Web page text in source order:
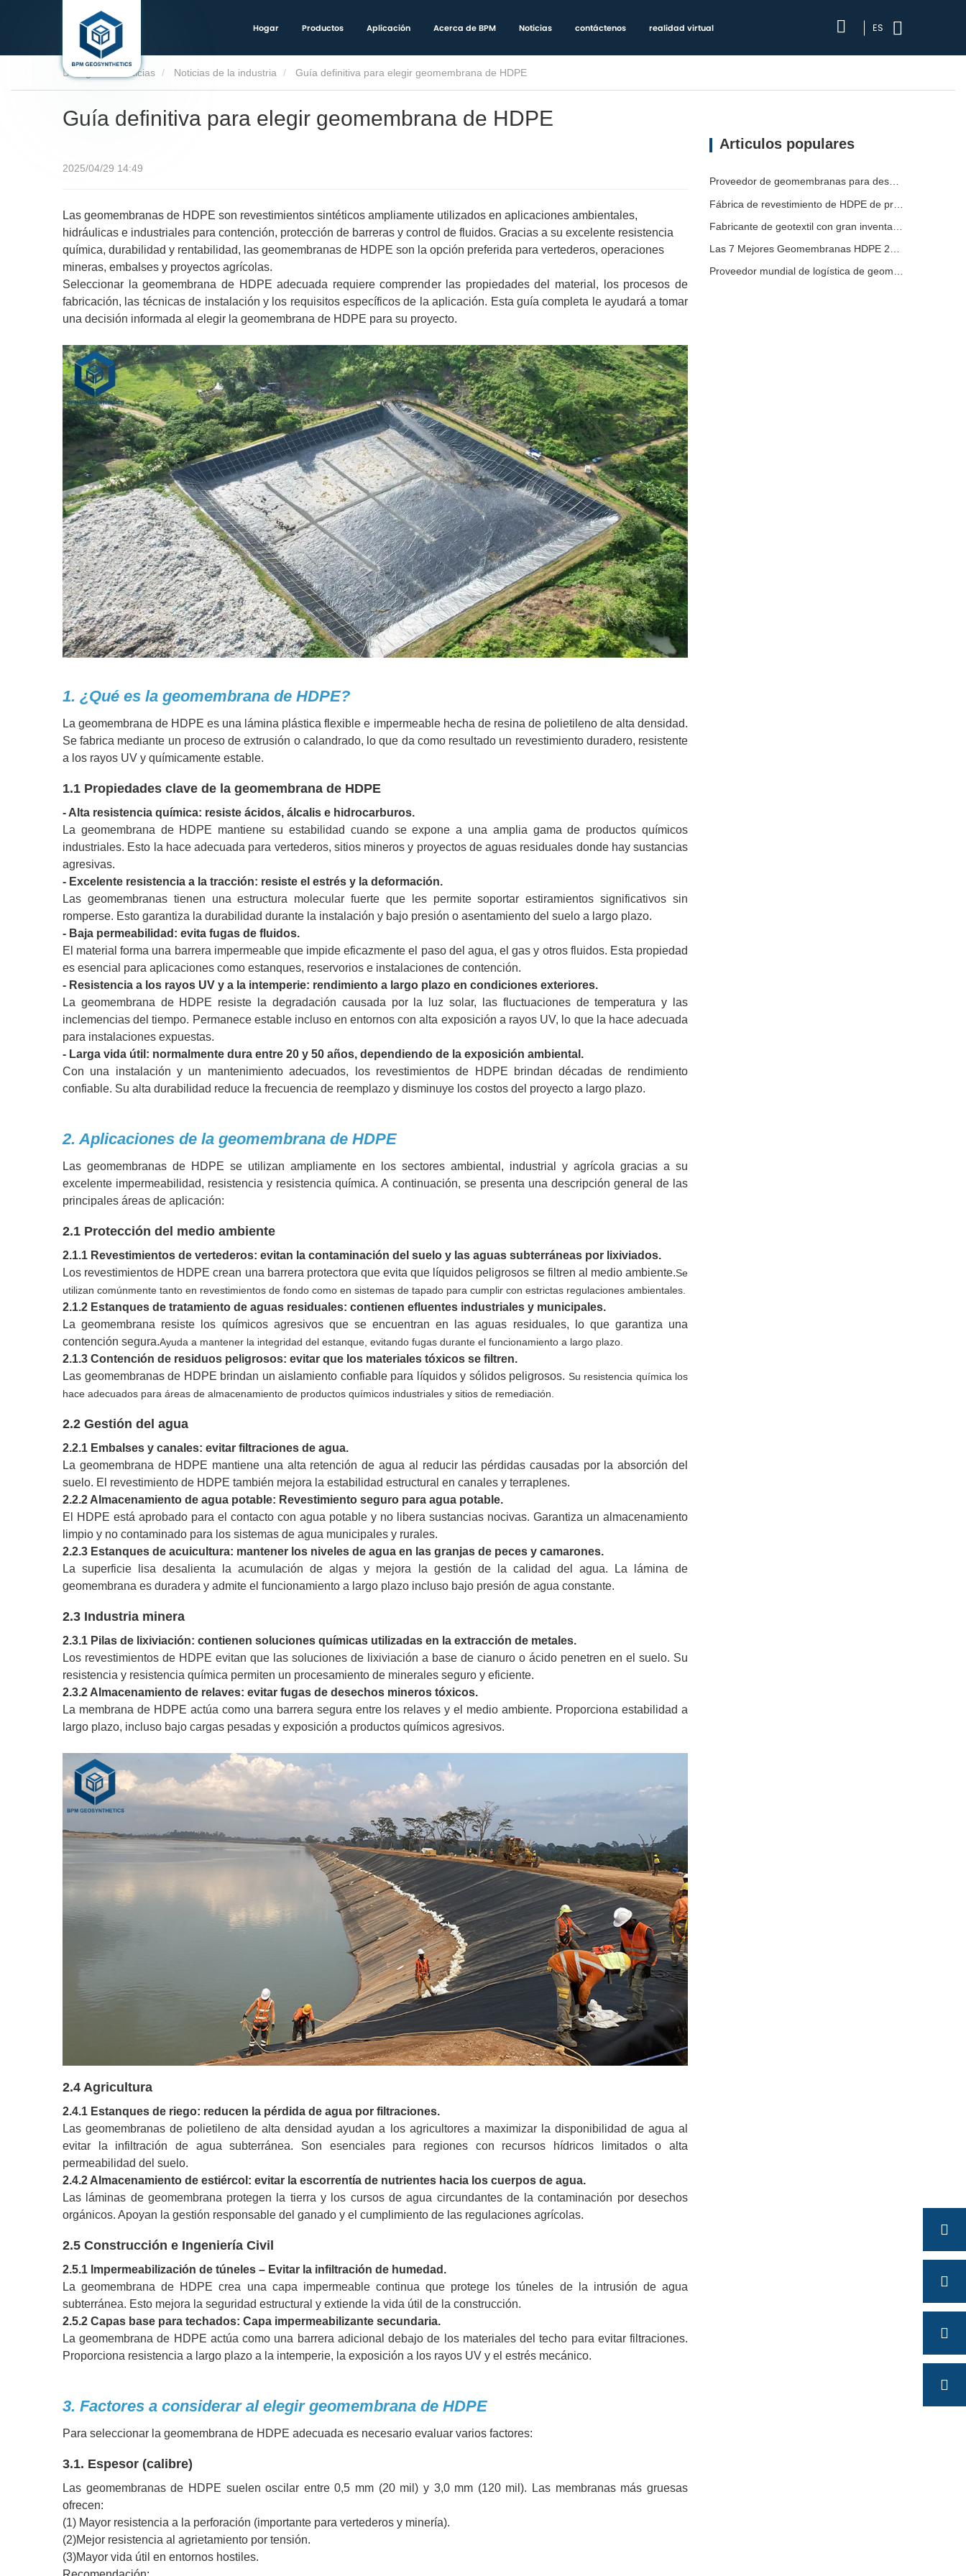
Hogar Productos Aplicación Acerca de BPM Noticias contáctenos realidad virtual ES
Noticias Noticias de la industria Guía definitiva para elegir geomembrana de HDPE
Guía definitiva para elegir geomembrana de HDPE
2025/04/29 14:49
Las geomembranas de HDPE son revestimientos sintéticos ampliamente utilizados en aplicaciones ambientales,
hidráulicas e industriales para contención, protección de barreras y control de fluidos. Gracias a su excelente resistencia
química, durabilidad y rentabilidad, las geomembranas de HDPE son la opción preferida para vertederos, operaciones
mineras, embalses y proyectos agrícolas.
Seleccionar la geomembrana de HDPE adecuada requiere comprender las propiedades del material, los procesos de
fabricación, las técnicas de instalación y los requisitos específicos de la aplicación. Esta guía completa le ayudará a tomar
una decisión informada al elegir la geomembrana de HDPE para su proyecto.
1. ¿Qué es la geomembrana de HDPE?
La geomembrana de HDPE es una lámina plástica flexible e impermeable hecha de resina de polietileno de alta densidad.
Se fabrica mediante un proceso de extrusión o calandrado, lo que da como resultado un revestimiento duradero, resistente
a los rayos UV y químicamente estable.
1.1 Propiedades clave de la geomembrana de HDPE
- Alta resistencia química: resiste ácidos, álcalis e hidrocarburos.
La geomembrana de HDPE mantiene su estabilidad cuando se expone a una amplia gama de productos químicos
industriales. Esto la hace adecuada para vertederos, sitios mineros y proyectos de aguas residuales donde hay sustancias
agresivas.
- Excelente resistencia a la tracción: resiste el estrés y la deformación.
Las geomembranas tienen una estructura molecular fuerte que les permite soportar estiramientos significativos sin
romperse. Esto garantiza la durabilidad durante la instalación y bajo presión o asentamiento del suelo a largo plazo.
- Baja permeabilidad: evita fugas de fluidos.
El material forma una barrera impermeable que impide eficazmente el paso del agua, el gas y otros fluidos. Esta propiedad
es esencial para aplicaciones como estanques, reservorios e instalaciones de contención.
- Resistencia a los rayos UV y a la intemperie: rendimiento a largo plazo en condiciones exteriores.
La geomembrana de HDPE resiste la degradación causada por la luz solar, las fluctuaciones de temperatura y las
inclemencias del tiempo. Permanece estable incluso en entornos con alta exposición a rayos UV, lo que la hace adecuada
para instalaciones expuestas.
- Larga vida útil: normalmente dura entre 20 y 50 años, dependiendo de la exposición ambiental.
Con una instalación y un mantenimiento adecuados, los revestimientos de HDPE brindan décadas de rendimiento
confiable. Su alta durabilidad reduce la frecuencia de reemplazo y disminuye los costos del proyecto a largo plazo.
2. Aplicaciones de la geomembrana de HDPE
Las geomembranas de HDPE se utilizan ampliamente en los sectores ambiental, industrial y agrícola gracias a su
excelente impermeabilidad, resistencia y resistencia química. A continuación, se presenta una descripción general de las
principales áreas de aplicación:
2.1 Protección del medio ambiente
2.1.1 Revestimientos de vertederos: evitan la contaminación del suelo y las aguas subterráneas por lixiviados.
Los revestimientos de HDPE crean una barrera protectora que evita que líquidos peligrosos se filtren al medio ambiente.Se
utilizan comúnmente tanto en revestimientos de fondo como en sistemas de tapado para cumplir con estrictas regulaciones ambientales.
2.1.2 Estanques de tratamiento de aguas residuales: contienen efluentes industriales y municipales.
La geomembrana resiste los químicos agresivos que se encuentran en las aguas residuales, lo que garantiza una
contención segura.Ayuda a mantener la integridad del estanque, evitando fugas durante el funcionamiento a largo plazo.
2.1.3 Contención de residuos peligrosos: evitar que los materiales tóxicos se filtren.
Las geomembranas de HDPE brindan un aislamiento confiable para líquidos y sólidos peligrosos. Su resistencia química los
hace adecuados para áreas de almacenamiento de productos químicos industriales y sitios de remediación.
2.2 Gestión del agua
2.2.1 Embalses y canales: evitar filtraciones de agua.
La geomembrana de HDPE mantiene una alta retención de agua al reducir las pérdidas causadas por la absorción del
suelo. El revestimiento de HDPE también mejora la estabilidad estructural en canales y terraplenes.
2.2.2 Almacenamiento de agua potable: Revestimiento seguro para agua potable.
El HDPE está aprobado para el contacto con agua potable y no libera sustancias nocivas. Garantiza un almacenamiento
limpio y no contaminado para los sistemas de agua municipales y rurales.
2.2.3 Estanques de acuicultura: mantener los niveles de agua en las granjas de peces y camarones.
La superficie lisa desalienta la acumulación de algas y mejora la gestión de la calidad del agua. La lámina de
geomembrana es duradera y admite el funcionamiento a largo plazo incluso bajo presión de agua constante.
2.3 Industria minera
2.3.1 Pilas de lixiviación: contienen soluciones químicas utilizadas en la extracción de metales.
Los revestimientos de HDPE evitan que las soluciones de lixiviación a base de cianuro o ácido penetren en el suelo. Su
resistencia y resistencia química permiten un procesamiento de minerales seguro y eficiente.
2.3.2 Almacenamiento de relaves: evitar fugas de desechos mineros tóxicos.
La membrana de HDPE actúa como una barrera segura entre los relaves y el medio ambiente. Proporciona estabilidad a
largo plazo, incluso bajo cargas pesadas y exposición a productos químicos agresivos.
2.4 Agricultura
2.4.1 Estanques de riego: reducen la pérdida de agua por filtraciones.
Las geomembranas de polietileno de alta densidad ayudan a los agricultores a maximizar la disponibilidad de agua al
evitar la infiltración de agua subterránea. Son esenciales para regiones con recursos hídricos limitados o alta
permeabilidad del suelo.
2.4.2 Almacenamiento de estiércol: evitar la escorrentía de nutrientes hacia los cuerpos de agua.
Las láminas de geomembrana protegen la tierra y los cursos de agua circundantes de la contaminación por desechos
orgánicos. Apoyan la gestión responsable del ganado y el cumplimiento de las regulaciones agrícolas.
2.5 Construcción e Ingeniería Civil
2.5.1 Impermeabilización de túneles – Evitar la infiltración de humedad.
La geomembrana de HDPE crea una capa impermeable continua que protege los túneles de la intrusión de agua
subterránea. Esto mejora la seguridad estructural y extiende la vida útil de la construcción.
2.5.2 Capas base para techados: Capa impermeabilizante secundaria.
La geomembrana de HDPE actúa como una barrera adicional debajo de los materiales del techo para evitar filtraciones.
Proporciona resistencia a largo plazo a la intemperie, la exposición a los rayos UV y el estrés mecánico.
3. Factores a considerar al elegir geomembrana de HDPE
Para seleccionar la geomembrana de HDPE adecuada es necesario evaluar varios factores:
3.1. Espesor (calibre)
Las geomembranas de HDPE suelen oscilar entre 0,5 mm (20 mil) y 3,0 mm (120 mil). Las membranas más gruesas
ofrecen:
(1) Mayor resistencia a la perforación (importante para vertederos y minería).
(2)Mejor resistencia al agrietamiento por tensión.
(3)Mayor vida útil en entornos hostiles.
Articulos populares
Proveedor de geomembranas para desarrolladores de infraestructura
Proveedor mundial de logística de geomembranas